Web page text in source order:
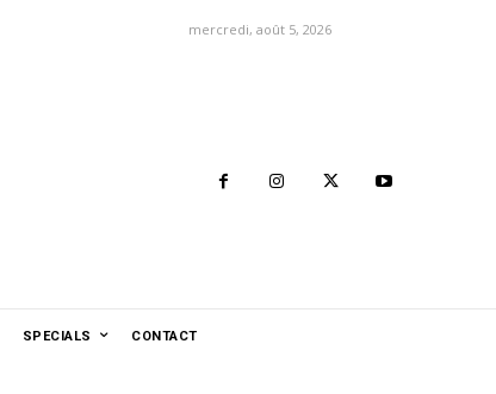
mercredi, août 5, 2026
SPECIALS CONTACT